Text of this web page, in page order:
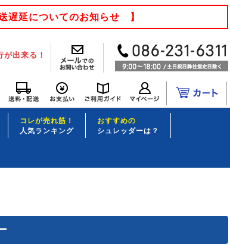
遅延についてのお知らせ 】
出来る！
コレが売れ筋！
人気ランキング
おすすめの
シュレッダーは？